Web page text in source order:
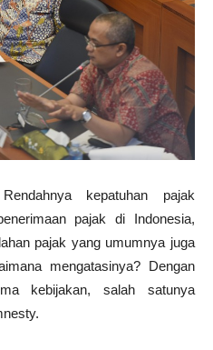
kepatuhan pajak
pajak di Indonesia,
pajak yang umumnya juga
mengatasinya? Dengan
kebijakan, salah satunya